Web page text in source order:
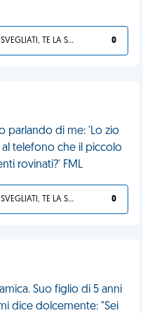
SVEGLIATI, TE LA SEI CERCATA! 0
parlando di me: 'Lo zio
telefono che il piccolo
rovinati?' FML
SVEGLIATI, TE LA SEI CERCATA! 0
Suo figlio di 5 anni
dice dolcemente: "Sei